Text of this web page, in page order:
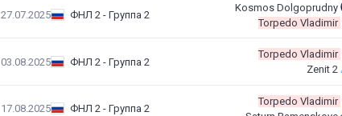
27.07.2025 ФНЛ 2 - Группа 2
Kosmos Dolgoprudny
Torpedo Vladimir
03.08.2025 ФНЛ 2 - Группа 2
Torpedo Vladimir
Zenit 2
17.08.2025 ФНЛ 2 - Группа 2
Torpedo Vladimir